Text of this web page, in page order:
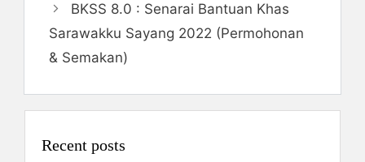
BKSS 8.0 : Senarai Bantuan Khas
Sarawakku Sayang 2022 (Permohonan
& Semakan)
Recent posts